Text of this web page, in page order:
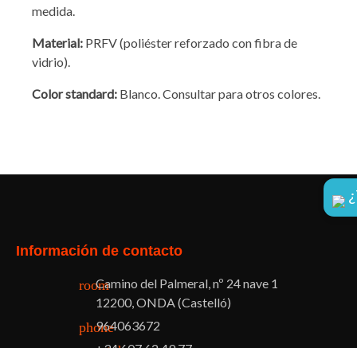
medida.
Material: PRFV (poliéster reforzado con fibra de
vidrio).
Color standard: Blanco. Consultar para otros colores.
Información de contacto
roomCamino del Palmeral, nº 24 nave 1
12200, ONDA (Castelló)
phone964063672